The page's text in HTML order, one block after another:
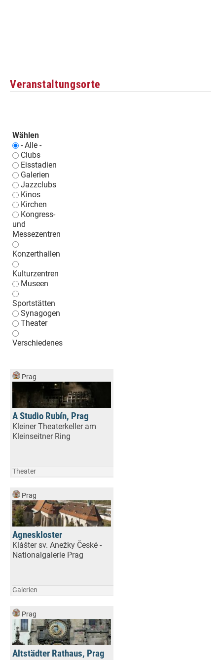
Veranstaltungsorte
Wählen
- Alle -
Clubs
Eisstadien
Galerien
Jazzclubs
Kinos
Kirchen
Kongress-
und
Messezentren
Konzerthallen
Kulturzentren
Museen
Sportstätten
Synagogen
Theater
Verschiedenes
Prag
A Studio Rubín, Prag
Kleiner Theaterkeller am
Kleinseitner Ring
Theater
Prag
Agneskloster
Klášter sv. Anežky České -
Nationalgalerie Prag
Galerien
Prag
Altstädter Rathaus, Prag